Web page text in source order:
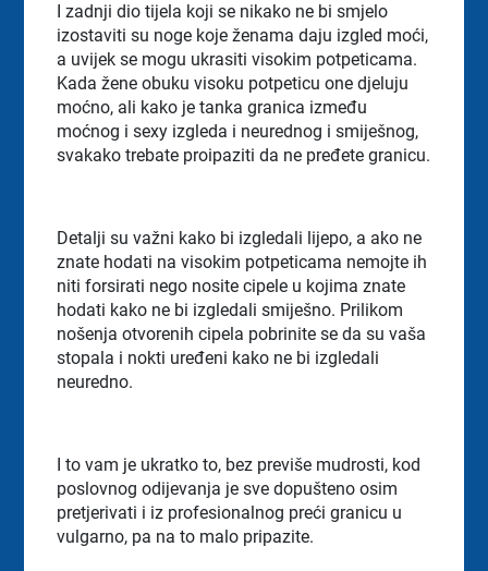
I zadnji dio tijela koji se nikako ne bi smjelo
izostaviti su noge koje ženama daju izgled moći,
a uvijek se mogu ukrasiti visokim potpeticama.
Kada žene obuku visoku potpeticu one djeluju
moćno, ali kako je tanka granica između
moćnog i sexy izgleda i neurednog i smiješnog,
svakako trebate proipaziti da ne pređete granicu.
Detalji su važni kako bi izgledali lijepo, a ako ne
znate hodati na visokim potpeticama nemojte ih
niti forsirati nego nosite cipele u kojima znate
hodati kako ne bi izgledali smiješno. Prilikom
nošenja otvorenih cipela pobrinite se da su vaša
stopala i nokti uređeni kako ne bi izgledali
neuredno.
I to vam je ukratko to, bez previše mudrosti, kod
poslovnog odijevanja je sve dopušteno osim
pretjerivati i iz profesionalnog preći granicu u
vulgarno, pa na to malo pripazite.